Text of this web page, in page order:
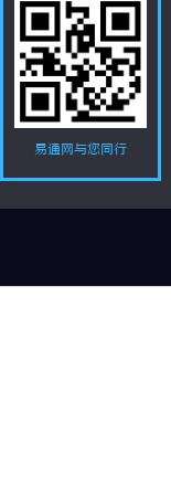
易通网与您同行